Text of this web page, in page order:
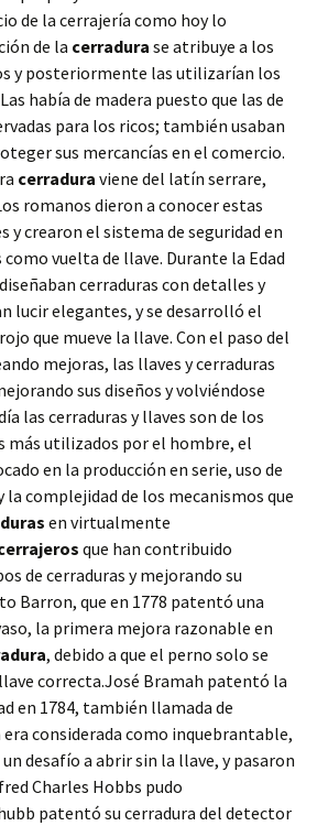
de la cerrajería como hoy lo
de la cerradura se atribuye a los
y posteriormente las utilizarían los
había de madera puesto que las de
para los ricos; también usaban
sus mercancías en el comercio.
cerradura viene del latín serrare,
romanos dieron a conocer estas
y crearon el sistema de seguridad en
vuelta de llave. Durante la Edad
cerraduras con detalles y
lucir elegantes, y se desarrolló el
que mueve la llave. Con el paso del
mejoras, las llaves y cerraduras
sus diseños y volviéndose
las cerraduras y llaves son de los
más utilizados por el hombre, el
en la producción en serie, uso de
complejidad de los mecanismos que
en virtualmente
que han contribuido
de cerraduras y mejorando su
Barron, que en 1778 patentó una
la primera mejora razonable en
, debido a que el perno solo se
correcta.José Bramah patentó la
en 1784, también llamada de
era considerada como inquebrantable,
desafío a abrir sin la llave, y pasaron
Charles Hobbs pudo
patentó su cerradura del detector